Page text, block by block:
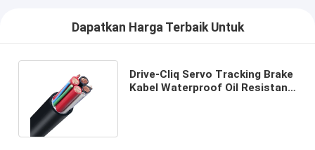
Dapatkan Harga Terbaik Untuk
Drive-Cliq Servo Tracking Brake
Kabel Waterproof Oil Resistant